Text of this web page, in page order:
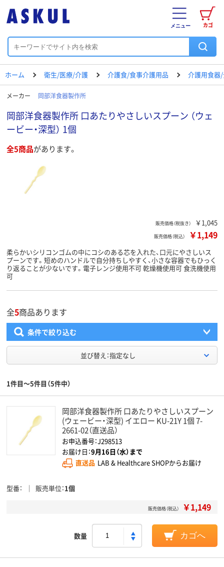
カゴ
メニュー
ホーム 衛生/医療/介護 介護食/食事介護用品 介護用食器
メーカー 岡部洋食器製作所
岡部洋食器製作所 口あたりやさしいスプーン （ウェ
ービー・深型） 1個
全5商品があります。
販売価格（税抜き） ￥1,045
販売価格（税込） ￥1,149
柔らかいシリコンゴムの中にコシのある芯を入れた、口元にやさしいス
プーンです。短めのハンドルで自分持ちしやすく、小さな容器でもひっく
り返ることが少ないです。電子レンジ使用不可 乾燥機使用可 食洗機使用
可
全5商品あります
条件で絞り込む
並び替え：指定なし
1件目～5件目（5件中）
岡部洋食器製作所 口あたりやさしいスプーン
(ウェービー・深型) イエロー KU-21Y 1個 7-
2661-02（直送品）
お申込番号：J298513
お届け日：9月16日（水）まで
直送品 LAB & Healthcare SHOPからお届け
型番 販売単位 1個
販売価格（税込） ￥1,149
数量 カゴへ